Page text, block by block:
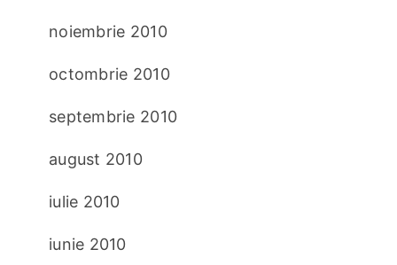
noiembrie 2010
octombrie 2010
septembrie 2010
august 2010
iulie 2010
iunie 2010